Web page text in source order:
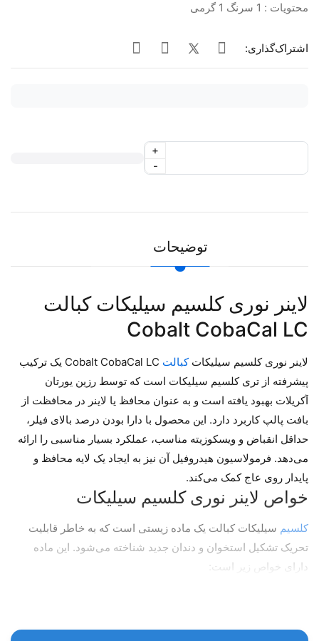
محتویات : 1 سرنگ 1 گرمی
اشتراک‌گذاری:
-
+
توضیحات
لاینر نوری کلسیم سیلیکات کبالت
Cobalt CobaCal LC
لاینر نوری کلسیم سیلیکاتکبالت
Cobalt CobaCal LC یک ترکیب
پیشرفته از تری‌ کلسیم سیلیکات است که توسط رزین یورتان
آکریلات بهبود یافته است و به عنوان محافظ یا لاینر در محافظت از
بافت پالپ کاربرد دارد. این محصول با دارا بودن درصد بالای فیلر،
حداقل انقباض و ویسکوزیته مناسب، عملکرد بسیار مناسبی را ارائه
می‌دهد. فرمولاسیون هیدروفیل آن نیز به ایجاد یک لایه محافظ و
پایدار روی عاج کمک می‌کند.
خواص لاینر نوری کلسیم سیلیکات
کلسیم سیلیکات کبالت یک ماده زیستی است که به خاطر قابلیت
تحریک تشکیل استخوان و دندان جدید شناخته می‌شود. این ماده
دارای خواص زیر است: